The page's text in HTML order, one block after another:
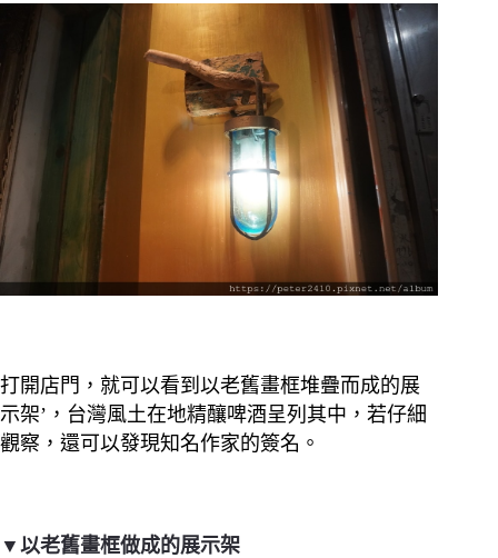
打開店門，就可以看到以老舊畫框堆疊而成的展
示架’，台灣風土在地精釀啤酒呈列其中，若仔細
觀察，還可以發現知名作家的簽名。
▼以老舊畫框做成的展示架